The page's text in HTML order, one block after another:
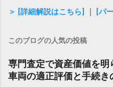
＞ [詳細解説はこちら]
[パ
このブログの人気の投稿
専門査定で資産価値を明
車両の適正評価と手続き